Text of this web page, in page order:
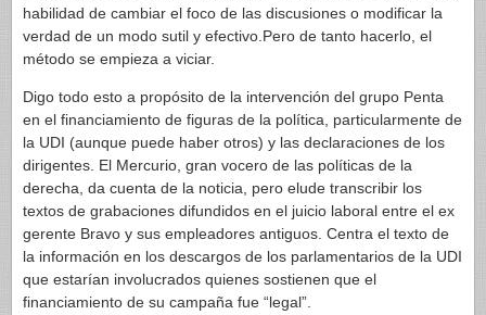
habilidad de cambiar el foco de las discusiones o modificar la
verdad de un modo sutil y efectivo.Pero de tanto hacerlo, el
método se empieza a viciar.
Digo todo esto a propósito de la intervención del grupo Penta
en el financiamiento de figuras de la política, particularmente de
la UDI (aunque puede haber otros) y las declaraciones de los
dirigentes. El Mercurio, gran vocero de las políticas de la
derecha, da cuenta de la noticia, pero elude transcribir los
textos de grabaciones difundidos en el juicio laboral entre el ex
gerente Bravo y sus empleadores antiguos. Centra el texto de
la información en los descargos de los parlamentarios de la UDI
que estarían involucrados quienes sostienen que el
financiamiento de su campaña fue “legal”.